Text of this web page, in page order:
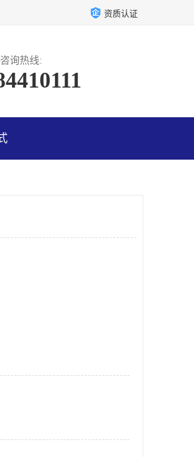
资质认证
询热线: